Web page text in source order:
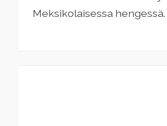
Meksikolaisessa hengessä.